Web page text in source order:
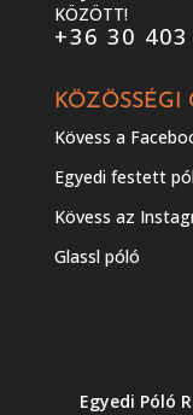
KÖZÖTT!
+36 30 403
KÖZÖSSÉGI
Kövess a
Egyedi festett
Kövess az
Glassl póló
Egyedi Póló